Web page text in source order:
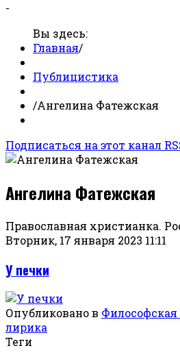
-
Вы здесь:
Главная/
Публицистика
/Ангелина Фатежская
Подписаться на этот канал
Ангелина Фатежская
Православная христианка.
Вторник, 17 января 2023 11:11
У печки
Опубликовано в
лирика
Теги